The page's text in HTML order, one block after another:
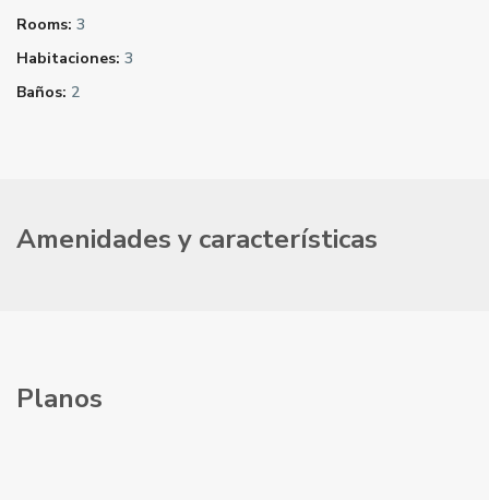
Rooms: 3
Habitaciones: 3
Baños: 2
Amenidades y características
Planos